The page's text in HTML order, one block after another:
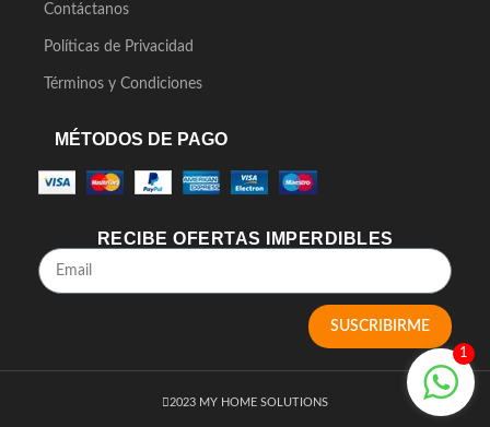
Contáctanos
Políticas de Privacidad
Términos y Condiciones
MÉTODOS DE PAGO
RECIBE OFERTAS IMPERDIBLES
SUSCRIBIRME
2023 MY HOME SOLUTIONS
1